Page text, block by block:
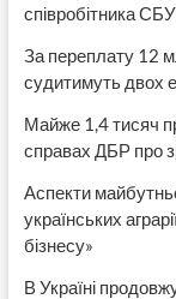
співробітника
За переплату 12
судитимуть двох
Майже 1,4 тисяч
справах ДБР про
Аспекти
українських
бізнесу»
В Україні